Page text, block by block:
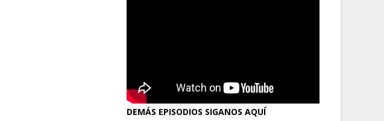
DEMÁS EPISODIOS SIGANOS AQUÍ